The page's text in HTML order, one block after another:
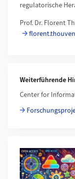
regulatorische
Prof. Dr. Florent
Weiterführende
Center for